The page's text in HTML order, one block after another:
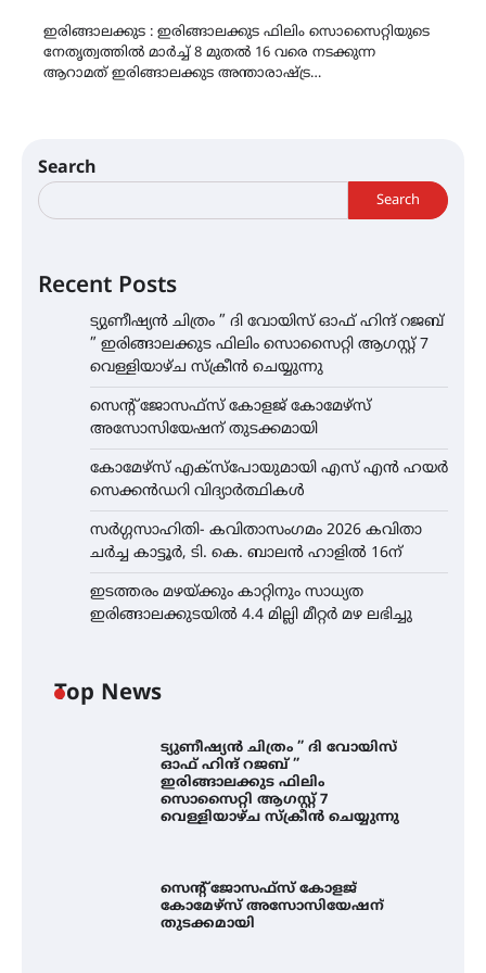
ഇരിങ്ങാലക്കുട : ഇരിങ്ങാലക്കുട ഫിലിം സൊസൈറ്റിയുടെ
നേതൃത്വത്തിൽ മാർച്ച് 8 മുതൽ 16 വരെ നടക്കുന്ന
ആറാമത് ഇരിങ്ങാലക്കുട അന്താരാഷ്ട്ര…
Search
Search
Recent Posts
ട്യുണീഷ്യൻ ചിത്രം ” ദി വോയിസ് ഓഫ് ഹിന്ദ് റജബ്
” ഇരിങ്ങാലക്കുട ഫിലിം സൊസൈറ്റി ആഗസ്റ്റ് 7
വെള്ളിയാഴ്ച സ്‌ക്രീൻ ചെയ്യുന്നു
സെന്റ് ജോസഫ്സ് കോളജ് കോമേഴ്‌സ്
അസോസിയേഷന് തുടക്കമായി
കോമേഴ്സ് എക്സ്പോയുമായി എസ് എൻ ഹയർ
സെക്കൻഡറി വിദ്യാർത്ഥികൾ
സർഗ്ഗസാഹിതി- കവിതാസംഗമം 2026 കവിതാ
ചർച്ച കാട്ടൂർ, ടി. കെ. ബാലൻ ഹാളിൽ 16ന്
ഇടത്തരം മഴയ്ക്കും കാറ്റിനും സാധ്യത
ഇരിങ്ങാലക്കുടയിൽ 4.4 മില്ലി മീറ്റർ മഴ ലഭിച്ചു
Top News
ട്യുണീഷ്യൻ ചിത്രം ” ദി വോയിസ്
ഓഫ് ഹിന്ദ് റജബ് ”
ഇരിങ്ങാലക്കുട ഫിലിം
സൊസൈറ്റി ആഗസ്റ്റ് 7
വെള്ളിയാഴ്ച സ്‌ക്രീൻ ചെയ്യുന്നു
സെന്റ് ജോസഫ്സ് കോളജ്
കോമേഴ്‌സ് അസോസിയേഷന്
തുടക്കമായി